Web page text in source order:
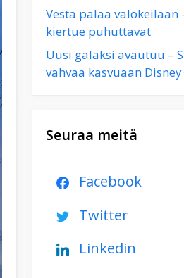
Vesta palaa
kiertue puhuttavat
Uusi galaksi avautuu –
vahvaa kasvuaan
Seuraa meitä
Facebook
Twitter
Linkedin